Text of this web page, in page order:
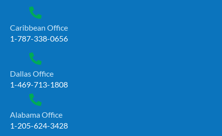
Caribbean Office
1-787-338-0656
Dallas Office
1-469-713-1808
Alabama Office
1-205-624-3428